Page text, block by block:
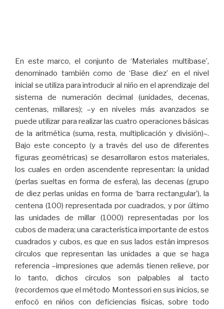
En este marco, el conjunto de ‘Materiales multibase’,
denominado también como de ‘Base diez’ en el nivel
inicial se utiliza para introducir al niño en el aprendizaje del
sistema de numeración decimal (unidades, decenas,
centenas, millares); –y en niveles más avanzados se
puede utilizar para realizar las cuatro operaciones básicas
de la aritmética (suma, resta, multiplicación y división)–.
Bajo este concepto (y a través del uso de diferentes
figuras geométricas) se desarrollaron estos materiales,
los cuales en orden ascendente representan: la unidad
(perlas sueltas en forma de esfera), las decenas (grupo
de diez perlas unidas en forma de ‘barra rectangular’), la
centena (100) representada por cuadrados, y por último
las unidades de millar (1000) representadas por los
cubos de madera; una característica importante de estos
cuadrados y cubos, es que en sus lados están impresos
círculos que representan las unidades a que se haga
referencia –impresiones que además tienen relieve, por
lo tanto, dichos círculos son palpables al tacto
(recordemos que el método Montessori en sus inicios, se
enfocó en niños con deficiencias físicas, sobre todo